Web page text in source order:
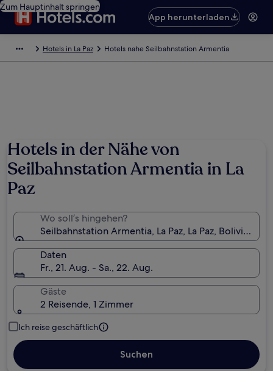
Zum Hauptinhalt springen
App herunterladen
Hotels in La Paz Hotels nahe Seilbahnstation Armentia
Hotels in der Nähe von
Seilbahnstation Armentia in La
Paz
Wo soll’s hingehen?
Seilbahnstation Armentia, La Paz, La Paz, Bolivien
Daten
Fr., 21. Aug. - Sa., 22. Aug.
Gäste
2 Reisende, 1 Zimmer
Ich reise geschäftlich
Suchen